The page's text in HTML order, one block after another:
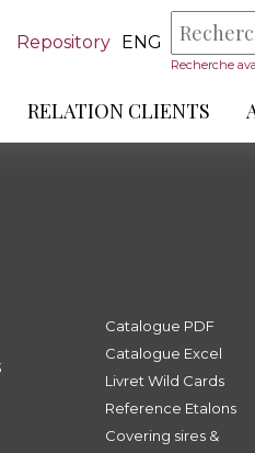
Repository ENG
Recherche
RELATION CLIENTS
Catalogue PDF
Catalogue Excel
Livret Wild Cards
Reference Etalons
Covering sires &